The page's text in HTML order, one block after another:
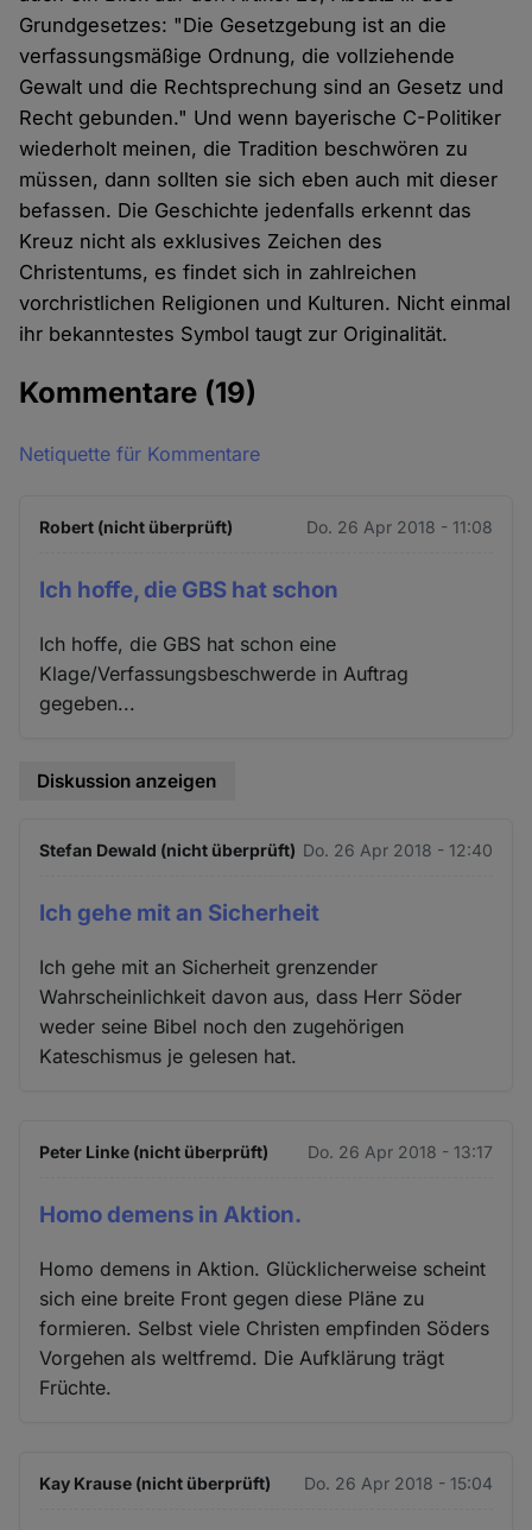
Grundgesetzes: "Die Gesetzgebung ist an die
verfassungsmäßige Ordnung, die vollziehende
Gewalt und die Rechtsprechung sind an Gesetz und
Recht gebunden." Und wenn bayerische C-Politiker
wiederholt meinen, die Tradition beschwören zu
müssen, dann sollten sie sich eben auch mit dieser
befassen. Die Geschichte jedenfalls erkennt das
Kreuz nicht als exklusives Zeichen des
Christentums, es findet sich in zahlreichen
vorchristlichen Religionen und Kulturen. Nicht einmal
ihr bekanntestes Symbol taugt zur Originalität.
Kommentare (19)
Netiquette für Kommentare
Robert (nicht überprüft) Do. 26 Apr 2018 - 11:08
Ich hoffe, die GBS hat schon
Ich hoffe, die GBS hat schon eine
Klage/Verfassungsbeschwerde in Auftrag
gegeben...
Diskussion anzeigen
Stefan Dewald (nicht überprüft) Do. 26 Apr 2018 - 12:40
Ich gehe mit an Sicherheit
Ich gehe mit an Sicherheit grenzender
Wahrscheinlichkeit davon aus, dass Herr Söder
weder seine Bibel noch den zugehörigen
Kateschismus je gelesen hat.
Peter Linke (nicht überprüft) Do. 26 Apr 2018 - 13:17
Homo demens in Aktion.
Homo demens in Aktion. Glücklicherweise scheint
sich eine breite Front gegen diese Pläne zu
formieren. Selbst viele Christen empfinden Söders
Vorgehen als weltfremd. Die Aufklärung trägt
Früchte.
Kay Krause (nicht überprüft) Do. 26 Apr 2018 - 15:04